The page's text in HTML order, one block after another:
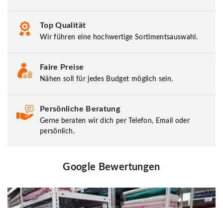
Top Qualität
Wir führen eine hochwertige Sortimentsauswahl.
Faire Preise
Nähen soll für jedes Budget möglich sein.
Persönliche Beratung
Gerne beraten wir dich per Telefon, Email oder
persönlich.
Google Bewertungen